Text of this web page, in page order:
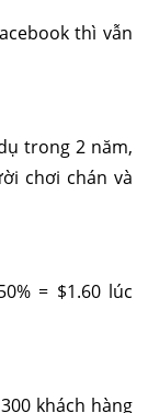
thì vẫn
trong 2 năm,
chơi chán và
= $1.60 lúc
khách hàng